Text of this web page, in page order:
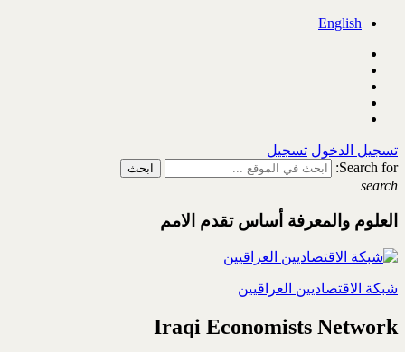
English
تسجيل الدخول تسجيل
Search for:
search
العلوم والمعرفة أساس تقدم الامم
شبكة الاقتصاديين العراقيين
Iraqi Economists Network